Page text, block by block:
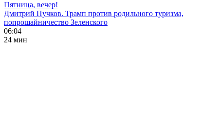
Пятница, вечер!
Дмитрий Пучков. Трамп против родильного туризма,
попрошайничество Зеленского
06:04
24 мин